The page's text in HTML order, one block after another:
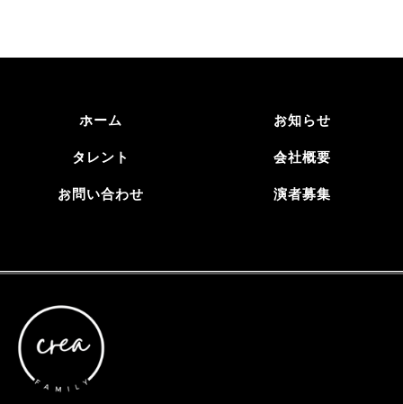
ホーム お知らせ
タレント 会社概要
お問い合わせ 演者募集